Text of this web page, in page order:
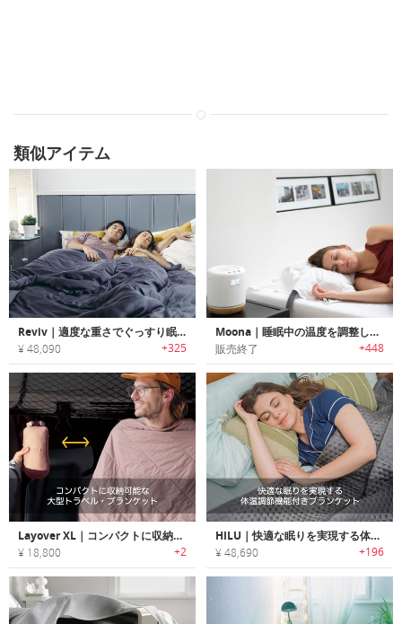
類似アイテム
Reviv｜適度な重さでぐっすり眠れるエコフレンドリーウェイトブランケット「リヴァイブ」
¥ 48,090 +325
Moona｜睡眠中の温度を調整して睡眠品質を改善するスマートピロー「ムーナ」
販売終了 +448
Layover XL｜コンパクトに収納可能な大型トラベル・ブランケット
¥ 18,800 +2
HILU｜快適な眠りを実現する体温調節機能付きブランケット「ヒールー」
¥ 48,690 +196